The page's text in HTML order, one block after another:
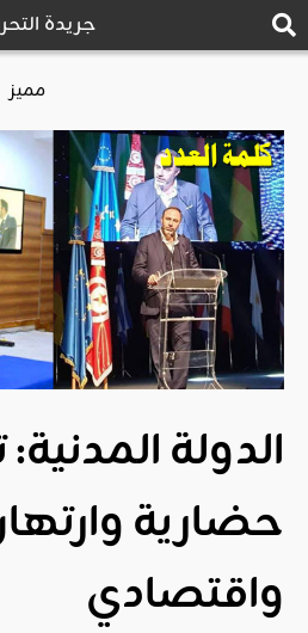
جريدة
مميز
الدولة
حضارية
واقتصادي